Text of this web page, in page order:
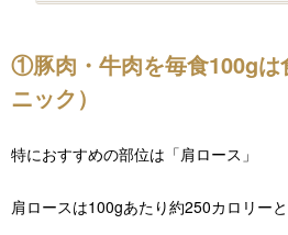
①豚肉・牛肉を毎食100gは
ニック）
特におすすめの部位は「肩ロース」
肩ロースは100gあたり約250カロリーと